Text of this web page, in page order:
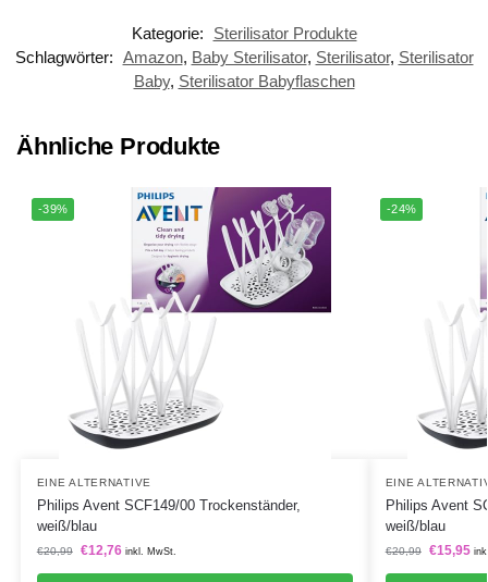
Kategorie:
Sterilisator Produkte
Schlagwörter: Amazon, Baby Sterilisator, Sterilisator, Sterilisator
Baby, Sterilisator Babyflaschen
Ähnliche Produkte
-39%
EINE ALTERNATIVE
Philips Avent SCF149/00 Trockenständer,
weiß/blau
€20,99 €12,76 inkl. MwSt.
-24%
EINE
Philips Avent
weiß/blau
€20,99 €15,95